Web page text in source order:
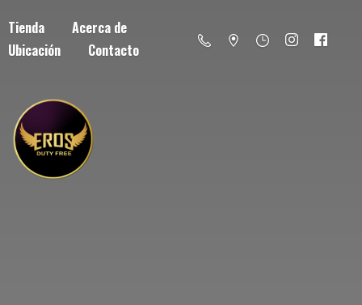
Tienda
Acerca de
Ubicación
Contacto